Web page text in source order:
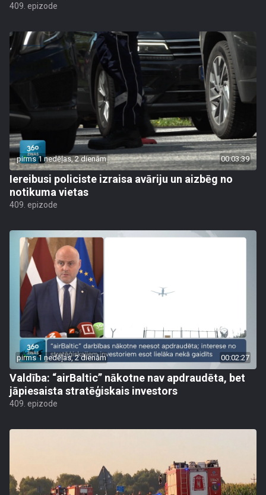
409. epizode
pirms 1 nedēļas, 2 dienām 00:03:39
Iereibusi policiste izraisa avāriju un aizbēg no
notikuma vietas
409. epizode
pirms 1 nedēļas, 2 dienām 00:02:27
Valdība: “airBaltic” nākotne nav apdraudēta, bet
jāpiesaista stratēģiskais investors
409. epizode